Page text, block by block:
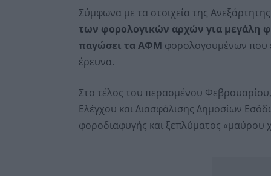
Σύμφωνα με τα στοιχεία της
των φορολογικών αρχών για μεγάλη
παγώσει τα ΑΦΜ φορολογουμένων που
έρευνα.
Στο τέλος του περασμένου
Ελέγχου και Διασφάλισης Δημοσίων
φοροδιαφυγής και ξεπλύματος «μαύρου